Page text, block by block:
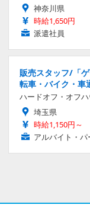
神奈川県
時給1,650円
派遣社員
販売スタッフ/「
転車・バイク・
ハードオフ・オフ
埼玉県
時給1,150円～
アルバイト・パ